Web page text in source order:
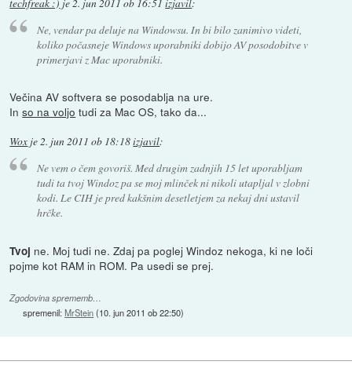
techfreak :) je2. jun 2011 ob 16:51 izjavil:
Ne, vendar pa deluje na Windowsu. In bi bilo zanimivo videti,
koliko počasneje Windows uporabniki dobijo AV posodobitve v
primerjavi z Mac uporabniki.
Večina AV softvera se posodablja na ure.
Inso na voljo tudi za Mac OS, tako da...
Wox je2. jun 2011 ob 18:18izjavil:
Ne vem o čem govoriš. Med drugim zadnjih 15 let uporabljam
tudi ta tvoj Windoz pa se moj mlinček ni nikoli utapljal v zlobni
kodi. Le CIH je pred kakšnim desetletjem za nekaj dni ustavil
hrčke.
Tvoj ne. Moj tudi ne. Zdaj pa poglej Windoz nekoga, ki ne loči
pojme kot RAM in ROM. Pa usedi se prej.
Zgodovina sprememb…
spremenil:MrStein(10. jun 2011 ob 22:50)